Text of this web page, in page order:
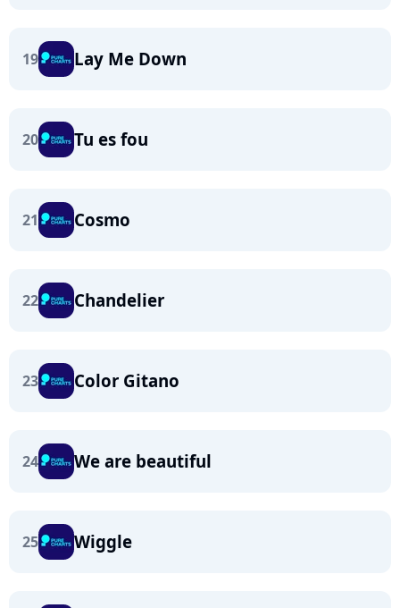
19 Lay Me Down
20 Tu es fou
21 Cosmo
22 Chandelier
23 Color Gitano
24 We are beautiful
25 Wiggle